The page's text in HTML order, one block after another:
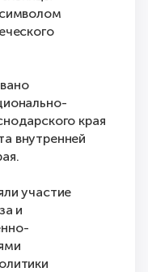
края
внутренней
участие
и